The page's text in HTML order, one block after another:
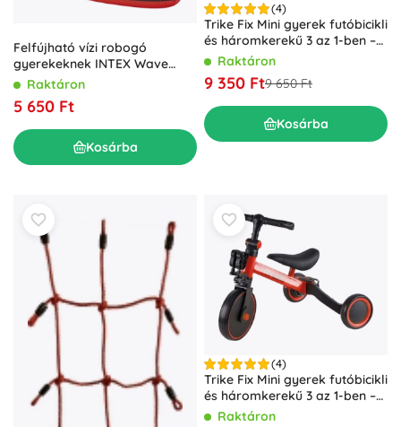
Felfújható vízi robogó
gyerekeknek INTEX Wave
Rider GP500
Raktáron
5 650 Ft
Kosárba
(4)
Trike Fix Mini gyerek futóbicikli
és háromkerekű 3 az 1-ben –
Fehér
Raktáron
9 350 Ft9 650 Ft
Kosárba
(4)
Trike Fix Mini gyerek futóbicikli
és háromkerekű 3 az 1-ben –
PirosRaktáron